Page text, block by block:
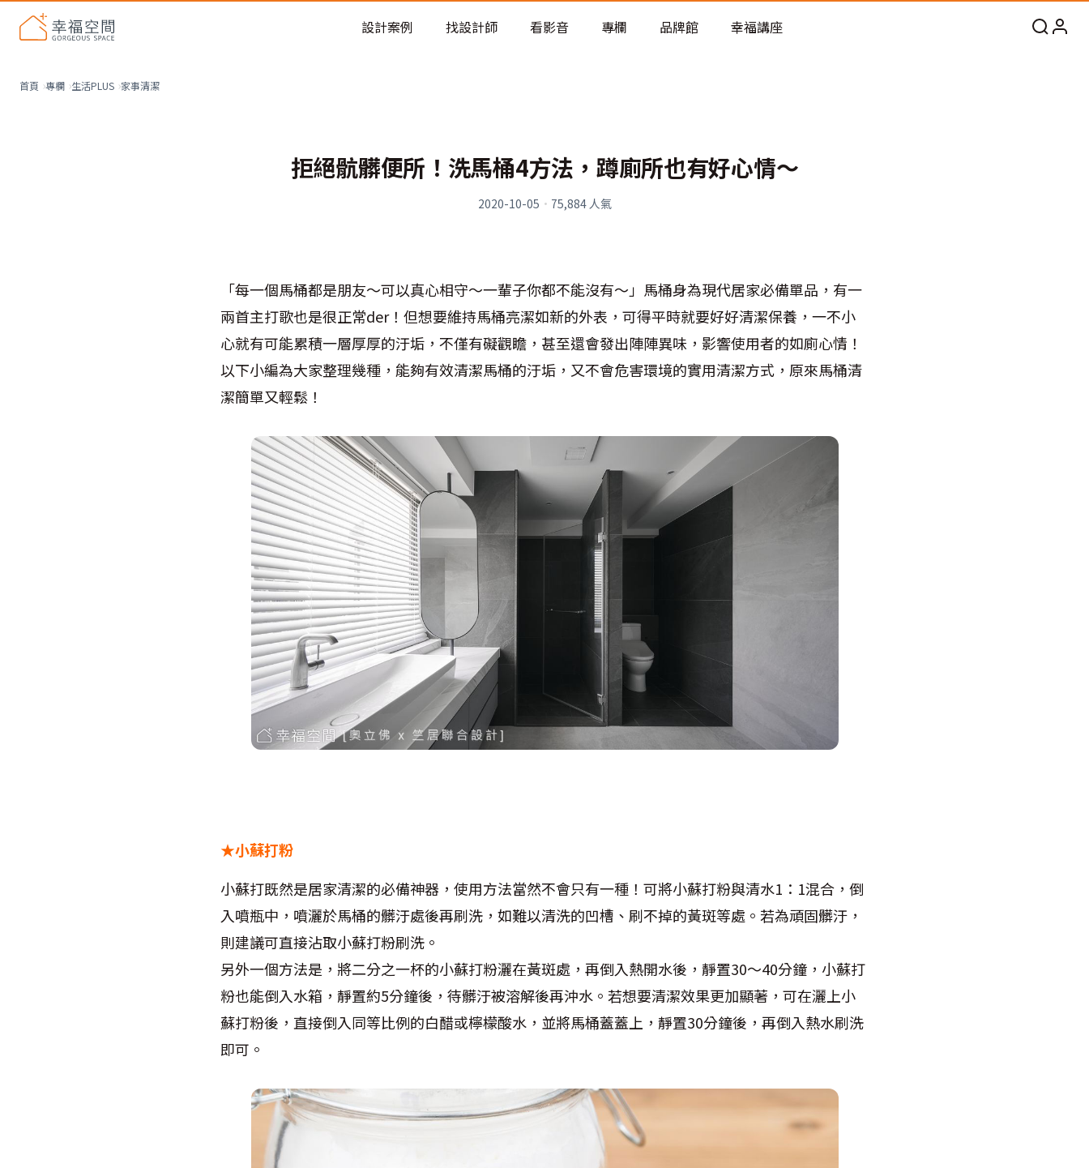
老屋預算分配與高 CP 值煥新術
設計案例 找設計師 看影音 專欄 品牌館 幸福講座
首頁 專欄 生活PLUS 家事清潔
拒絕骯髒便所！洗馬桶4方法，蹲廁所也有好心情～
2020-10-05 · 75,884人氣
「每一個馬桶都是朋友～可以真心相守～一輩子你都不能沒有～」馬桶身為現代居家必備單品，有一
兩首主打歌也是很正常der！但想要維持馬桶亮潔如新的外表，可得平時就要好好清潔保養，一不小
心就有可能累積一層厚厚的汙垢，不僅有礙觀瞻，甚至還會發出陣陣異味，影響使用者的如廁心情！
以下小編為大家整理幾種，能夠有效清潔馬桶的汙垢，又不會危害環境的實用清潔方式，原來馬桶清
潔簡單又輕鬆！
★小蘇打粉
小蘇打既然是居家清潔的必備神器，使用方法當然不會只有一種！可將小蘇打粉與清水1：1混合，倒
入噴瓶中，噴灑於馬桶的髒汙處後再刷洗，如難以清洗的凹槽、刷不掉的黃斑等處。若為頑固髒汙，
則建議可直接沾取小蘇打粉刷洗。
另外一個方法是，將二分之一杯的小蘇打粉灑在黃斑處，再倒入熱開水後，靜置30～40分鐘，小蘇打
粉也能倒入水箱，靜置約5分鐘後，待髒汙被溶解後再沖水。若想要清潔效果更加顯著，可在灑上小
蘇打粉後，直接倒入同等比例的白醋或檸檬酸水，並將馬桶蓋蓋上，靜置30分鐘後，再倒入熱水刷洗
即可。